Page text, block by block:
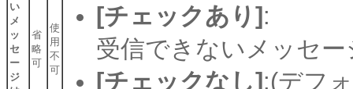
い
メ
ッ
セ
ー
ジ
省
略
可
使
用
不
可
[チェックあり] :
受信できないメッセ
[チェックなし] :(デフ